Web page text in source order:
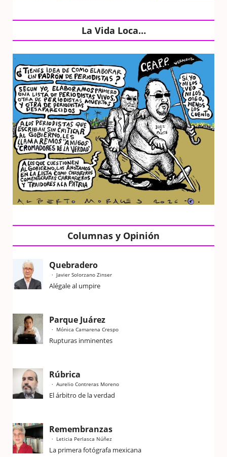
La Vida Loca…
Columnas y Opinión
Quebradero
Javier Solorzano Zinser
Alégale al umpire
Parque Juárez
Mónica Camarena Crespo
Rupturas inminentes
Rúbrica
Aurelio Contreras Moreno
El árbitro de la verdad
Remembranzas
Leticia Perlasca Núñez
La primera fotógrafa mexicana